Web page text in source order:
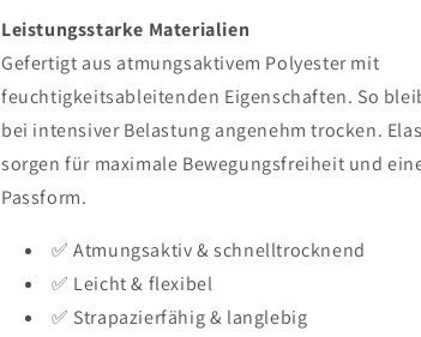
Leistungsstarke Materialien
Gefertigt aus atmungsaktivem Polyester mit
feuchtigkeitsableitenden Eigenschaften. So
bei intensiver Belastung angenehm trocken.
sorgen für maximale Bewegungsfreiheit und
Passform.
✅ Atmungsaktiv & schnelltrocknend
✅ Leicht & flexibel
✅ Strapazierfähig & langlebig